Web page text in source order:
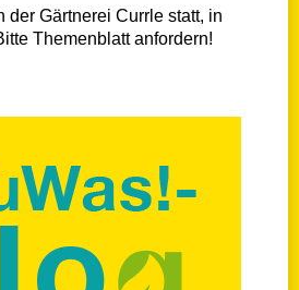
der Gärtnerei Currle statt, in
Themenblatt anfordern!